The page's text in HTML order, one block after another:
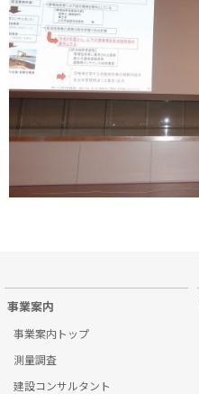
事業案内
事業案内トップ
測量調査
建設コンサルタント